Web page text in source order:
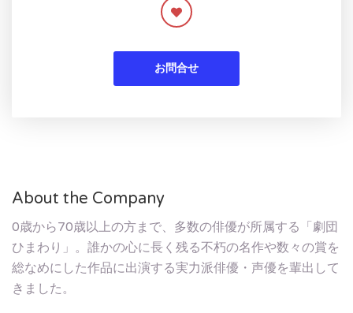
お問合せ
About the Company
0歳から70歳以上の方まで、多数の俳優が所属する「劇団
ひまわり」。誰かの心に長く残る不朽の名作や数々の賞を
総なめにした作品に出演する実力派俳優・声優を輩出して
きました。